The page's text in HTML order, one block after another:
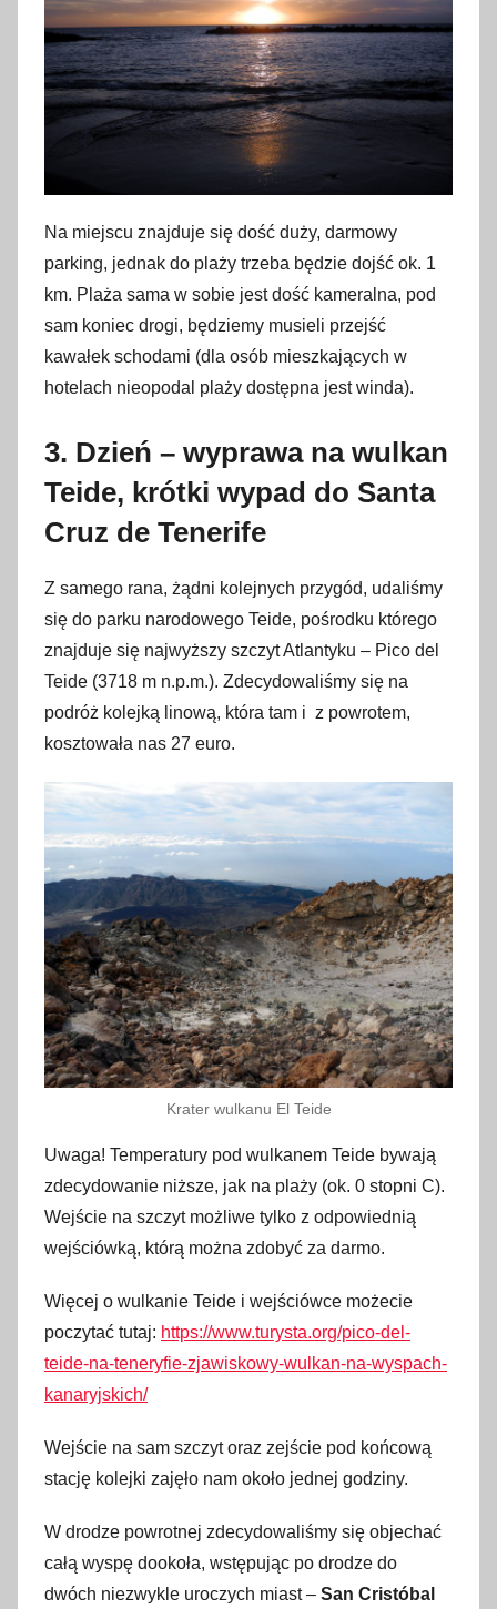
Na miejscu znajduje się dość duży, darmowy
parking, jednak do plaży trzeba będzie dojść ok. 1
km. Plaża sama w sobie jest dość kameralna, pod
sam koniec drogi, będziemy musieli przejść
kawałek schodami (dla osób mieszkających w
hotelach nieopodal plaży dostępna jest winda).
3. Dzień – wyprawa na wulkan
Teide, krótki wypad do Santa
Cruz de Tenerife
Z samego rana, żądni kolejnych przygód, udaliśmy
się do parku narodowego Teide, pośrodku którego
znajduje się najwyższy szczyt Atlantyku – Pico del
Teide (3718 m n.p.m.). Zdecydowaliśmy się na
podróż kolejką linową, która tam i z powrotem,
kosztowała nas 27 euro.
Krater wulkanu El Teide
Uwaga! Temperatury pod wulkanem Teide bywają
zdecydowanie niższe, jak na plaży (ok. 0 stopni C).
Wejście na szczyt możliwe tylko z odpowiednią
wejściówką, którą można zdobyć za darmo.
Więcej o wulkanie Teide i wejściówce możecie
poczytać tutaj: https://www.turysta.org/pico-del-
teide-na-teneryfie-zjawiskowy-wulkan-na-wyspach-
kanaryjskich/
Wejście na sam szczyt oraz zejście pod końcową
stację kolejki zajęło nam około jednej godziny.
W drodze powrotnej zdecydowaliśmy się objechać
całą wyspę dookoła, wstępując po drodze do
dwóch niezwykle uroczych miast – San Cristóbal